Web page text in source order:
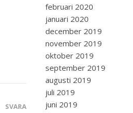
SVARA
februari 2020
januari 2020
december 2019
november 2019
oktober 2019
september 2019
augusti 2019
juli 2019
juni 2019